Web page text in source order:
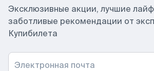
Эксклюзивные акции, лучшие
заботливые рекомендации от
Купибилета
Электронная почта